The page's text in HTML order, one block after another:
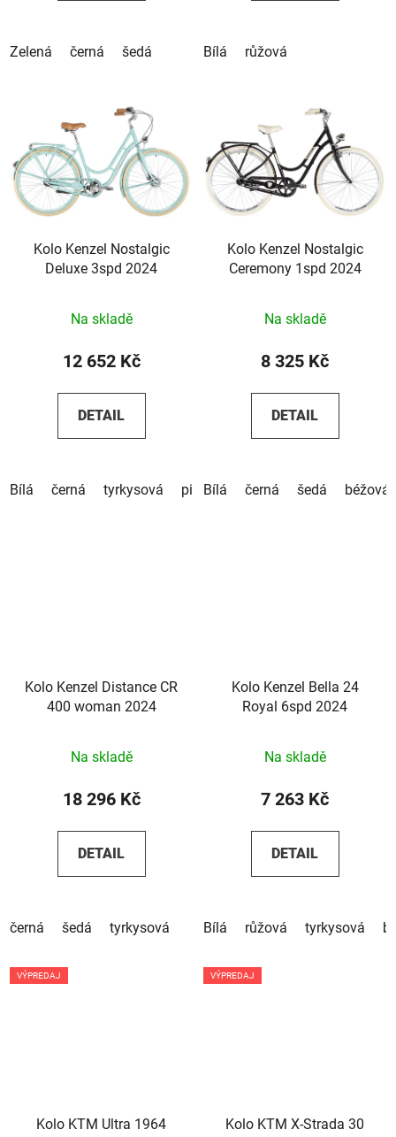
Zelená černá šedá Bílá růžová
Kolo Kenzel Nostalgic
Deluxe 3spd 2024
Na skladě
12 652 Kč
DETAIL
Bílá černá tyrkysová pistáciová červená hnědá
Kolo Kenzel Nostalgic
Ceremony 1spd 2024
Na skladě
8 325 Kč
DETAIL
Bílá černá šedá béžová
Kolo Kenzel Distance CR
400 woman 2024
Na skladě
18 296 Kč
DETAIL
černá šedá tyrkysová
Kolo Kenzel Bella 24
Royal 6spd 2024
Na skladě
7 263 Kč
DETAIL
Bílá růžová tyrkysová
VÝPREDAJ
Kolo KTM Ultra 1964
VÝPREDAJ
Kolo KTM X-Strada 30